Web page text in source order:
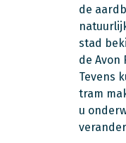
de
stad
de Avon
Tevens
tram
u